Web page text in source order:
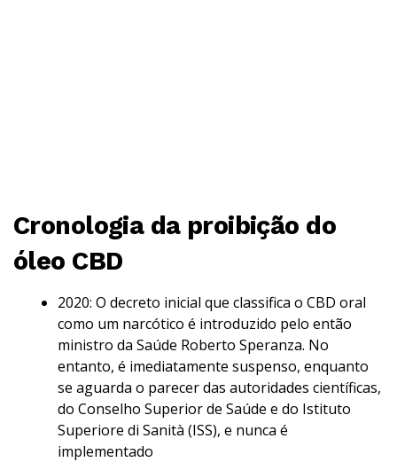
Cronologia da proibição do
óleo CBD
2020: O decreto inicial que classifica o CBD oral
como um narcótico é introduzido pelo então
ministro da Saúde Roberto Speranza. No
entanto, é imediatamente suspenso, enquanto
se aguarda o parecer das autoridades científicas,
do Conselho Superior de Saúde e do Istituto
Superiore di Sanità (ISS), e nunca é
implementado